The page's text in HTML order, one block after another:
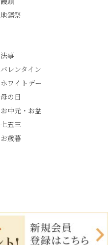
🚕✨ #京都西山旅感 #京
都西山 #おもてなしタク
こごろ #勝持寺 #正法寺
#善峯寺 #あじさい #あ
じさい供養 #遊龍の松 #
清竹 #なかの邸 #小倉山
荘 #京都観光 #西京区 #
大原野
地鎮祭
法事
バレンタイン
ホワイトデー
母の日
お中元・お盆
七五三
お歳暮